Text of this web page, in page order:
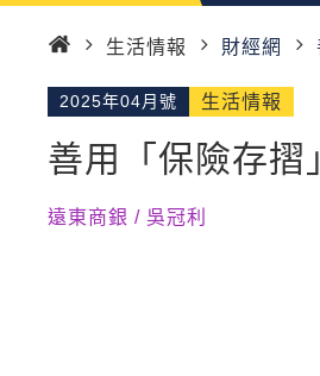
頁
生活情報 財經網
2025年04月號 生活情報
善用「保險存
遠東商銀 / 吳冠利